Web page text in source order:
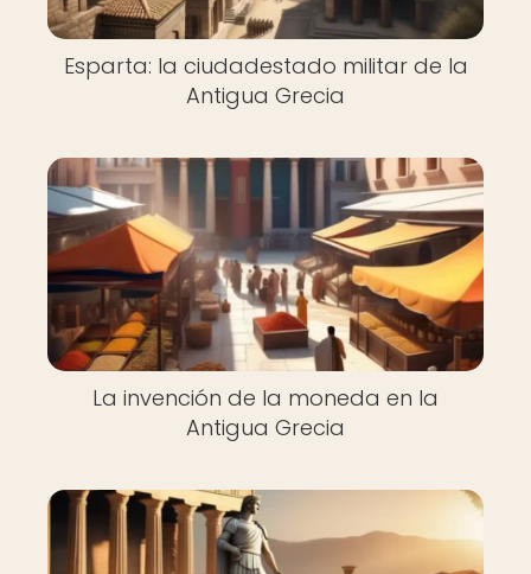
Esparta: la ciudadestado militar de la
Antigua Grecia
La invención de la moneda en la
Antigua Grecia